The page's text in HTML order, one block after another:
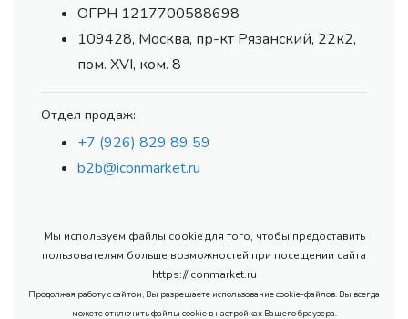
ОГРН 1217700588698
109428, Москва, пр-кт Рязанский, 22к2,
пом. XVI, ком. 8
Отдел продаж:
+7 (926) 829 89 59
b2b@iconmarket.ru
Мы используем файлы cookie для того, чтобы предоставить
пользователям больше возможностей при посещении сайта
https://iconmarket.ru
Продолжая работу с сайтом, Вы разрешаете использование cookie-файлов. Вы всегда
можете отключить файлы cookie в настройках Вашего браузера.